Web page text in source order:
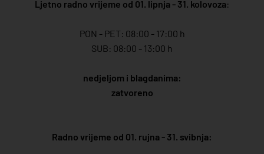
Ljetno radno vrijeme od 01. lipnja - 31. kolovoza:
PON - PET: 08:00 - 17:00 h
SUB: 08:00 - 13:00 h
nedjeljom i blagdanima:
zatvoreno
Radno vrijeme od 01. rujna - 31. svibnja: